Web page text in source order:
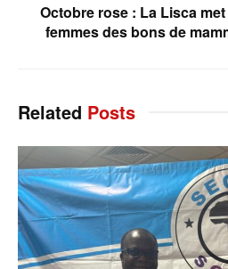
Octobre rose : La Lisca
femmes des bons de
Related Posts